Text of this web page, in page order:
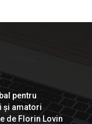
pentru
şi amatori
de Florin Lovin